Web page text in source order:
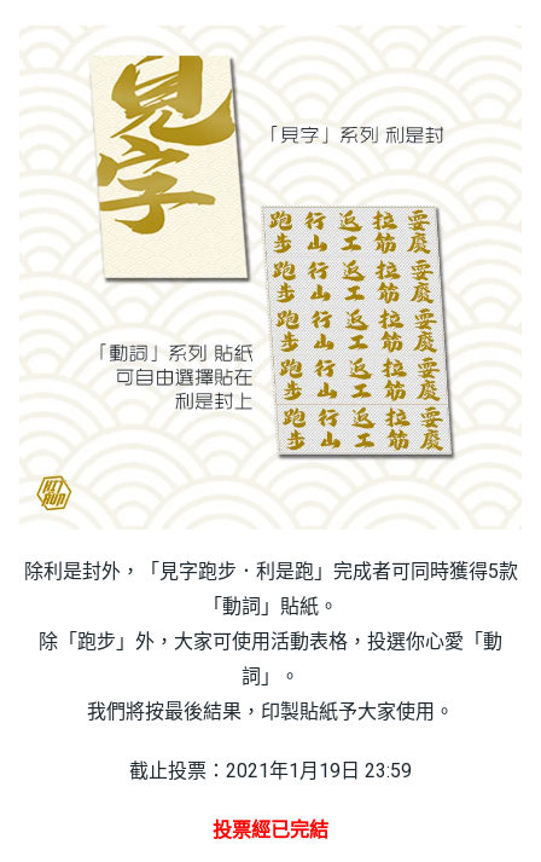
除利是封外，「見字跑步．利是跑」完成者可同時獲得5款
「動詞」貼紙。
除「跑步」外，大家可使用活動表格，投選你心愛「動
詞」。
我們將按最後結果，印製貼紙予大家使用。
截止投票：2021年1月19日 23:59
投票經已完結